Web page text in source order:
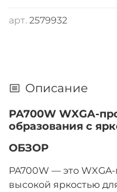
арт. 2579932
Описание
PA700W WXGA-
образования с
ОБЗОР
PA700W — это
высокой яркостью